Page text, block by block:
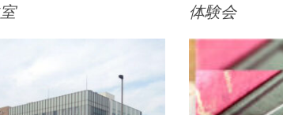
体験会